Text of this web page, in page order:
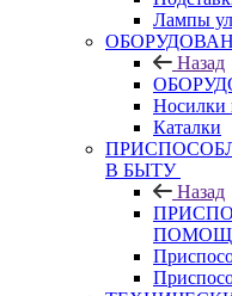
Лампы
Назад
Носилки
Каталки
В БЫТУ
Назад